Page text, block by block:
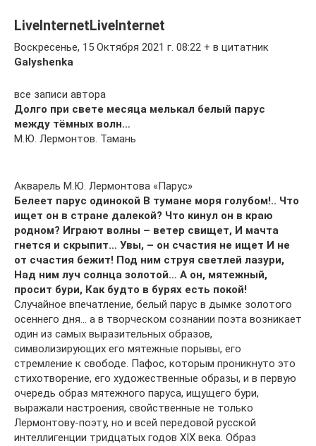
LiveInternetLiveInternet
Воскресенье, 15 Октября 2021 г. 08:22 + в цитатник
Galyshenka
все записи автора
Долго при свете месяца мелькал белый парус
между тёмных волн…
М.Ю. Лермонтов. Тамань
Акварель М.Ю. Лермонтова «Парус»
Белеет парус одинокой В тумане моря голубом!.. Что
ищет он в стране далекой? Что кинул он в краю
родном? Играют волны – ветер свищет, И мачта
гнется и скрыпит… Увы, – он счастия не ищет И не
от счастия бежит! Под ним струя светлей лазури,
Над ним луч солнца золотой… А он, мятежный,
просит бури, Как будто в бурях есть покой!
Случайное впечатление, белый парус в дымке золотого
осеннего дня… а в творческом сознании поэта возникает
один из самых выразительных образов,
символизирующих его мятежные порывы, его
стремление к свободе. Пафос, которым проникнуто это
стихотворение, его художественные образы, и в первую
очередь образ мятежного паруса, ищущего бури,
выражали настроения, свойственные не только
Лермонтову-поэту, но и всей передовой русской
интеллигенции тридцатых годов XIX века. Образ